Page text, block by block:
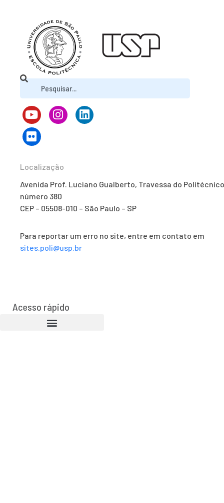
Localização
Avenida Prof. Luciano Gualberto, Travessa do
número 380
CEP – 05508-010 – São Paulo – SP
Para reportar um erro no site, entre em contato em
sites.poli@usp.br
Acesso rápido